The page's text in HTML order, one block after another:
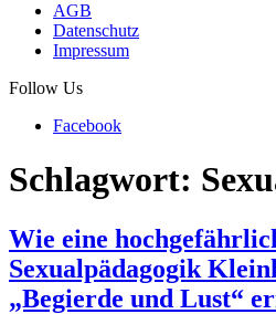
AGB
Datenschutz
Impressum
Follow Us
Facebook
Schlagwort:
Wie eine
Sexualpädagogik
„Begierde und Lust“